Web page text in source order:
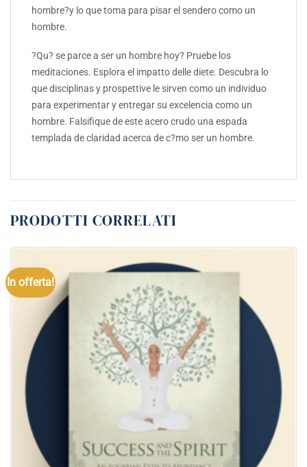
hombre?y lo que toma para pisar el sendero como un
hombre.
?Qu? se parce a ser un hombre hoy? Pruebe los
meditaciones. Esplora el impatto delle diete. Descubra lo
que disciplinas y prospettive le sirven como un individuo
para experimentar y entregar su excelencia como un
hombre. Falsifique de este acero crudo una espada
templada de claridad acerca de c?mo ser un hombre.
PRODOTTI CORRELATI
In offerta!